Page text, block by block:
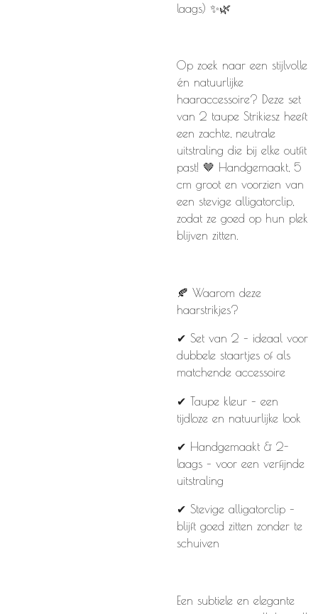
laags) ✨🌿
Op zoek naar een stijlvolle
én natuurlijke
haaraccessoire? Deze set
van 2 taupe Strikiesz heeft
een zachte, neutrale
uitstraling die bij elke outfit
past! 🤎 Handgemaakt, 5
cm groot en voorzien van
een stevige alligatorclip,
zodat ze goed op hun plek
blijven zitten.
🍂 Waarom deze
haarstrikjes?
✔ Set van 2 – ideaal voor
dubbele staartjes of als
matchende accessoire
✔ Taupe kleur – een
tijdloze en natuurlijke look
✔ Handgemaakt & 2-
laags – voor een verfijnde
uitstraling
✔ Stevige alligatorclip –
blijft goed zitten zonder te
schuiven
Een subtiele en elegante